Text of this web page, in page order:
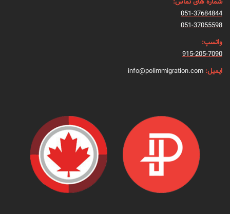
051-37684844
051-37055598
واتسپ:
915-205-7090
ایمیل: